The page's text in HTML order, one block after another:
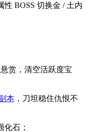
BOSS 切换金 / 土内
赏，清空活跃度宝
本 ，刀坦稳住仇恨不
石；